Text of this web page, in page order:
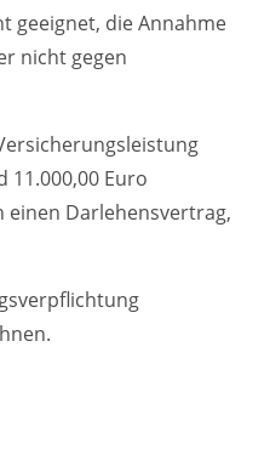
geeignet, die Annahme
nicht gegen
11.000,00 Euro
einen Darlehensvertrag,